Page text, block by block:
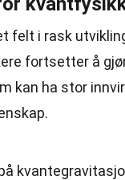
felt i rask
fortsetter å
kan ha stor